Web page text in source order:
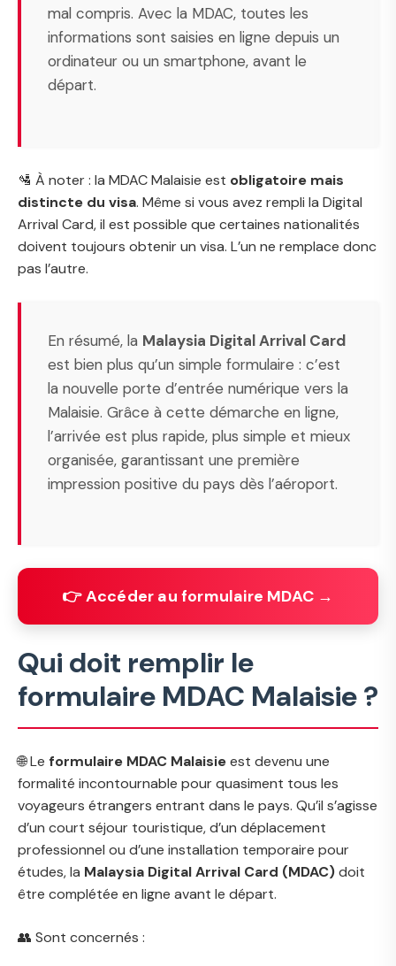
mal compris. Avec la MDAC, toutes les
informations sont saisies en ligne depuis un
ordinateur ou un smartphone, avant le
départ.
🛂 À noter : la MDAC Malaisie est obligatoire mais
distincte du visa. Même si vous avez rempli la Digital
Arrival Card, il est possible que certaines nationalités
doivent toujours obtenir un visa. L’un ne remplace donc
pas l’autre.
En résumé, la Malaysia Digital Arrival Card
est bien plus qu’un simple formulaire : c’est
la nouvelle porte d’entrée numérique vers la
Malaisie. Grâce à cette démarche en ligne,
l’arrivée est plus rapide, plus simple et mieux
organisée, garantissant une première
impression positive du pays dès l’aéroport.
👉 Accéder au formulaire MDAC →
Qui doit remplir le
formulaire MDAC Malaisie ?
🌐 Le formulaire MDAC Malaisieest devenu une
formalité incontournable pour quasiment tous les
voyageurs étrangers entrant dans le pays. Qu’il s’agisse
d’un court séjour touristique, d’un déplacement
professionnel ou d’une installation temporaire pour
études, la Malaysia Digital Arrival Card (MDAC)doit
être complétée en ligne avant le départ.
👥 Sont concernés :